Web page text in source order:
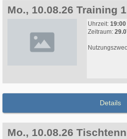
Mo., 10.08.26 Training
Uhrzeit:
Zeitraum:
Details
Mo., 10.08.26